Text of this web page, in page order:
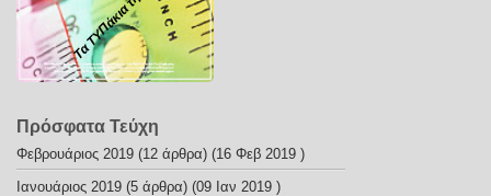
Πρόσφατα Τεύχη
Φεβρουάριος 2019 (12 άρθρα) (16 Φεβ 2019 )
Ιανουάριος 2019 (5 άρθρα) (09 Ιαν 2019 )